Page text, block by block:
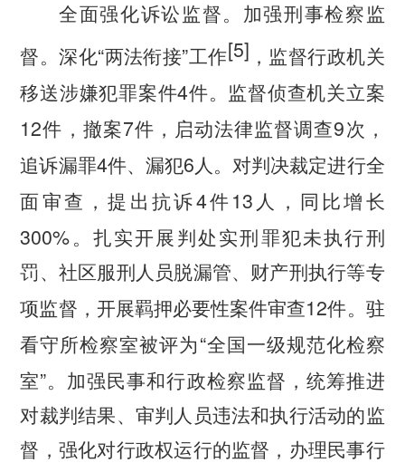
全面强化诉讼监督。 加强刑事检察监
督。深化“两法衔接”工作[5] ，监督行政机关
移送涉嫌犯罪案件4件。监督侦查机关立案
12件，撤案7件，启动法律监督调查9次，
追诉漏罪4件、漏犯6人。对判决裁定进行全
面审查，提出抗诉4件 13 人，同比增长
300% 。扎实开展判处实刑罪犯未执行刑
罚、社区服刑人员脱漏管、财产刑执行等专
项监督，开展羁押必要性案件审查12件。驻
看守所检察室被评为 “全国一级规范化检察
室”。加强民事和行政检察监督，统筹推进
对裁判结果、审判人员违法和执行活动的监
督，强化对行政权运行的监督，办理民事行